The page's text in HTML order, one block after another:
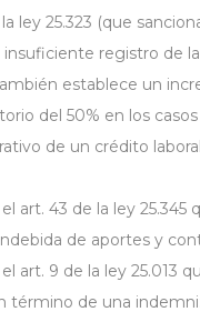
ley 25.323 (que
insuficiente registro de
establece un
del 50% en los
de un crédito
art. 43 de la ley 25.345
de aportes y
art. 9 de la ley 25.013
término de una